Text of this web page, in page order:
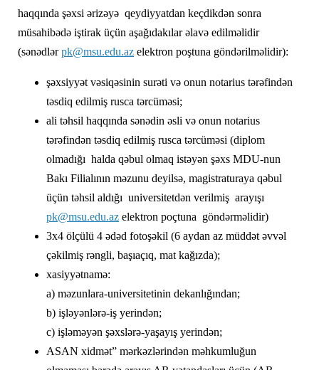
haqqında şəxsi ərizəyə qeydiyyatdan keçdikdən sonra
müsahibədə iştirak üçün aşağıdakılar əlavə edilməlidir
(sənədlərpk@msu.edu.az elektron poştuna göndərilməlidir):
şəxsiyyət vəsiqəsinin surəti və onun notarius tərəfindən
təsdiq edilmiş rusca tərcüməsi;
ali təhsil haqqında sənədin əsli və onun notarius
tərəfindən təsdiq edilmiş rusca tərcüməsi (diplom
olmadığı halda qəbul olmaq istəyən şəxs MDU-nun
Bakı Filialının məzunu deyilsə, magistraturaya qəbul
üçün təhsil aldığı universitetdən verilmiş arayışı
pk@msu.edu.az elektron poçtuna göndərməlidir)
3x4 ölçülü 4 ədəd fotoşəkil (6 aydan az müddət əvvəl
çəkilmiş rəngli, başıaçıq, mat kağızda);
xasiyyətnamə:
a) məzunlara-universitetinin dekanlığından;
b) işləyənlərə-iş yerindən;
c) işləməyən şəxslərə-yaşayış yerindən;
ASAN xidmət” mərkəzlərindən məhkumluğun